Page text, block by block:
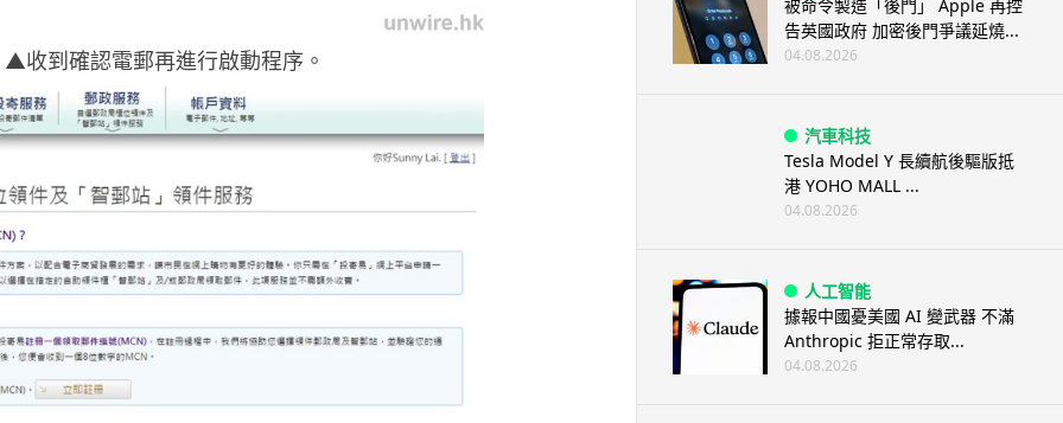
▲收到確認電郵再進行啟動程序。
被命令製造「後門」 Apple 再控
告英國政府 加密後門爭議延燒...
04.08.2026
汽車科技
Tesla Model Y 長續航後驅版抵
港 YOHO MALL ...
04.08.2026
人工智能
據報中國憂美國 AI 變武器 不滿
Anthropic 拒正常存取...
04.08.2026